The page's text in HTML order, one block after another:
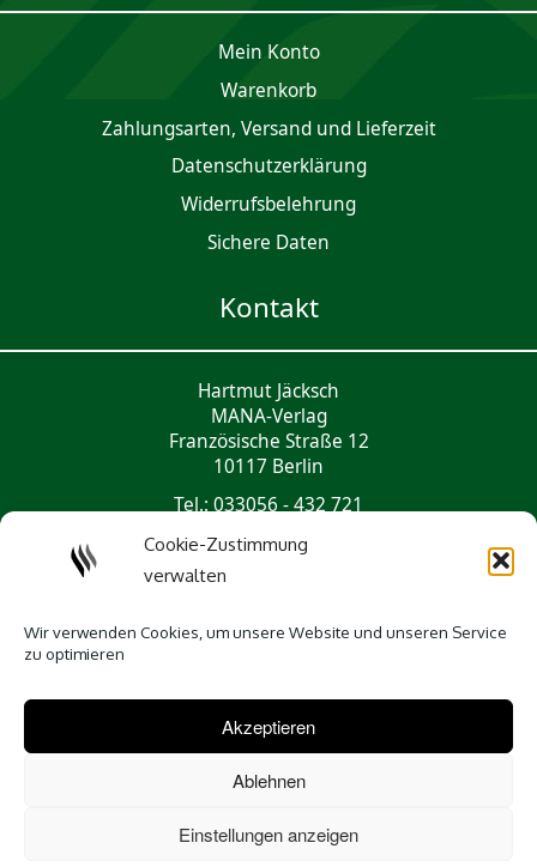
Cookie-Zustimmung
verwalten
Wir verwenden Cookies, um unsere Website und unseren Service
zu optimieren
Akzeptieren
Ablehnen
Einstellungen anzeigen
Mein Konto
Waren­korb
Zahlungsarten, Versand und Lieferzeit
Daten­schutz­er­klärung
Widerrufsbelehrung
Sichere Daten
Kontakt
Hartmut Jäcksch
MANA-Verlag
Französische Straße 12
10117 Berlin
Tel.: 033056 - 432 721
Social Media